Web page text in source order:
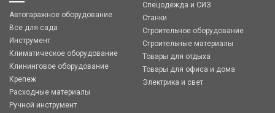
Автогаражное оборудование
Все для сада
Инструмент
Климатическое оборудование
Клининговое оборудование
Крепеж
Расходные материалы
Ручной инструмент
Спецодежда и СИЗ
Станки
Строительное оборудование
Строительные материалы
Товары для отдыха
Товары для офиса и дома
Электрика и свет